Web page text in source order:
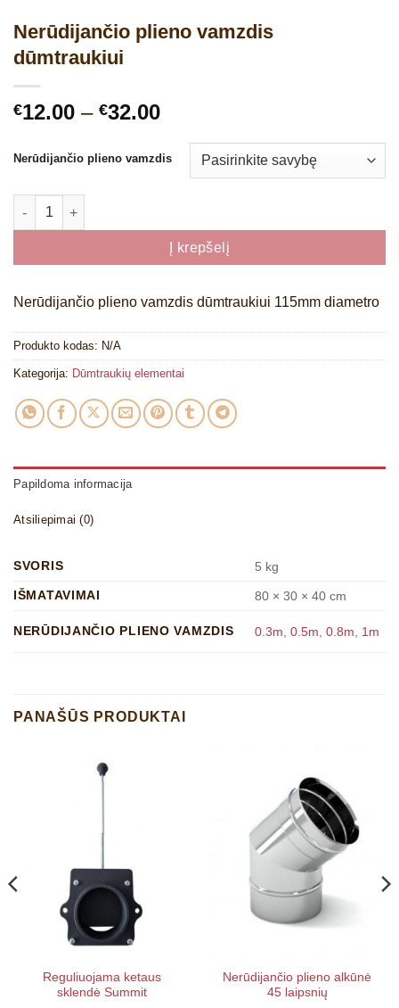
Nerūdijančio plieno vamzdis
dūmtraukiui
€12.00 – €32.00Price
€12.00
through
Nerūdijančio plieno vamzdis
produkto kiekis: Nerūdijančio plieno vamzdis dūmtraukiui
Į krepšelį
Nerūdijančio plieno vamzdis dūmtraukiui 115mm diametro
Produkto kodas: N/A
Kategorija: Dūmtraukių elementai
Papildoma informacija
Atsiliepimai (0)
SVORIS
5 kg
IŠMATAVIMAI
80 × 30 × 40 cm
NERŪDIJANČIO PLIENO VAMZDIS 0.3m ,0.5m ,0.8m 1m
PANAŠŪS PRODUKTAI
Reguliuojama ketaus
sklendė Summit
Nerūdijančio plieno alkūnė
45 laipsnių